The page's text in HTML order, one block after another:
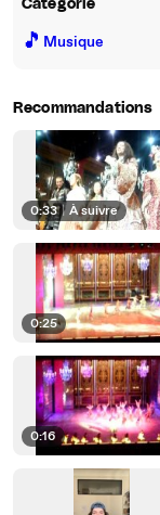
Catégorie
🎵 Musique
Recommandations
0:33 | À suivre
0:25
0:16